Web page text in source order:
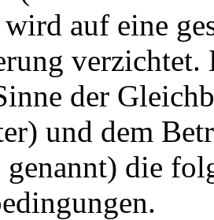
auf eine
verzichtet.
der
und dem
die